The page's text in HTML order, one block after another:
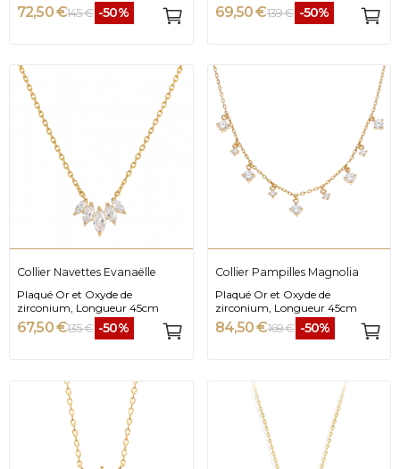
72,50 €145 € -50% 69,50 €139 € -50%
Collier Navettes Evanaëlle
Plaqué Or et Oxyde de
zirconium, Longueur 45cm
67,50 €135 € -50%
Collier Pampilles Magnolia
Plaqué Or et Oxyde de
zirconium, Longueur 45cm
84,50 €169 € -50%